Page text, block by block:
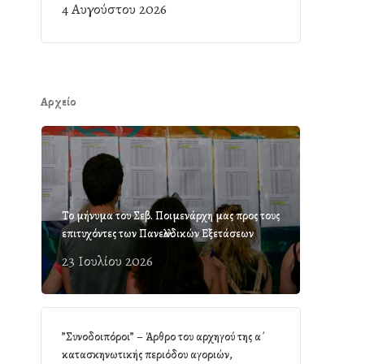
4 Αυγούστου 2026
Αρχείο
Το μήνυμα του Σεβ. Ποιμενάρχη μας προς τους
επιτυχόντες των Πανελλαδικών Εξετάσεων
23 Ιουλίου 2026
”Συνοδοιπόροι” – Άρθρο του αρχηγού της α΄
κατασκηνωτικής περιόδου αγοριών,